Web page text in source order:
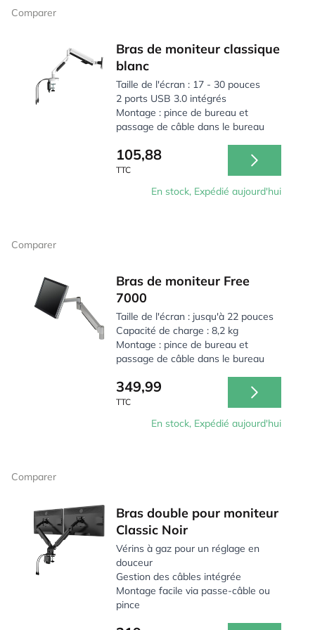
Comparer
Bras de moniteur classique
blanc
Taille de l'écran : 17 - 30 pouces
2 ports USB 3.0 intégrés
Montage : pince de bureau et
passage de câble dans le bureau
105,88
TTC
En stock, Expédié aujourd'hui
Comparer
Bras de moniteur Free
7000
Taille de l'écran : jusqu'à 22 pouces
Capacité de charge : 8,2 kg
Montage : pince de bureau et
passage de câble dans le bureau
349,99
TTC
En stock, Expédié aujourd'hui
Comparer
Bras double pour moniteur
Classic Noir
Vérins à gaz pour un réglage en
douceur
Gestion des câbles intégrée
Montage facile via passe-câble ou
pince